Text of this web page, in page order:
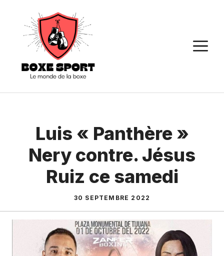
contenu
Luis « Panthère »
Nery contre. Jésus
Ruiz ce samedi
30 SEPTEMBRE 2022